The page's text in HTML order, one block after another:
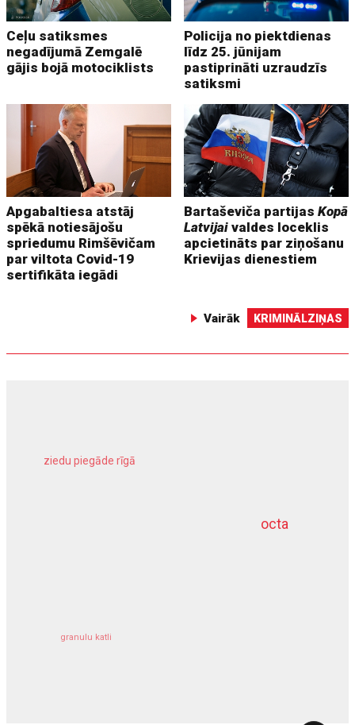
Ceļu satiksmes
negadījumā Zemgalē
gājis bojā motociklists
Policija no piektdienas
līdz 25. jūnijam
pastiprināti uzraudzīs
satiksmi
Apgabaltiesa atstāj
spēkā notiesājošu
spriedumu Rimšēvičam
par viltota Covid-19
sertifikāta iegādi
Bartaševiča partijasKopā
Latvijai valdes loceklis
apcietināts par ziņošanu
Krievijas dienestiem
Vairāk KRIMINĀLZIŅAS
octa
ziedu piegāde rīgā
granulu katli
dziļurbums